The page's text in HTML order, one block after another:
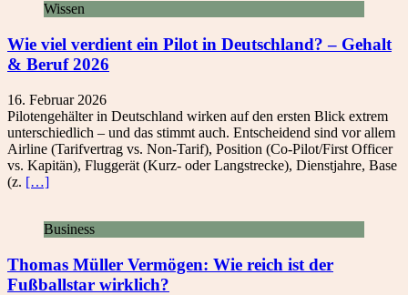
Wissen
Wie viel verdient ein Pilot in Deutschland? – Gehalt
& Beruf 2026
16. Februar 2026
Pilotengehälter in Deutschland wirken auf den ersten Blick extrem
unterschiedlich – und das stimmt auch. Entscheidend sind vor allem
Airline (Tarifvertrag vs. Non-Tarif), Position (Co-Pilot/First Officer
vs. Kapitän), Fluggerät (Kurz- oder Langstrecke), Dienstjahre, Base
(z. […]
Business
Thomas Müller Vermögen: Wie reich ist der
Fußballstar wirklich?